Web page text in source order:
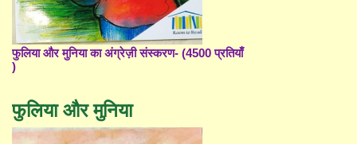
फुलिया और मुनिया का अंग्रेज़ी संस्करण- (4500 प्रतियाँ
)
फुलिया और मुनिया